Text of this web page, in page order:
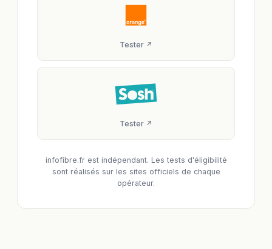
Tester ↗
Tester ↗
infofibre.fr est indépendant. Les tests d'éligibilité
sont réalisés sur les sites officiels de chaque
opérateur.